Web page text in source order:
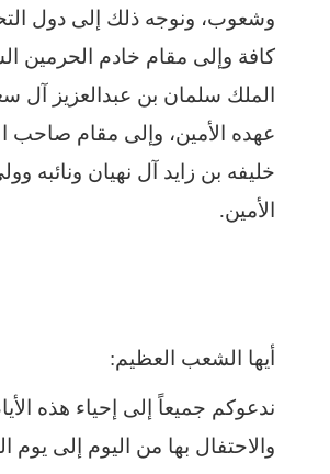
وشعوب، ونوجه ذلك إلى دول
كافة وإلى مقام خادم الحرمين
الملك سلمان بن عبدالعزيز آل
عهده الأمين، وإلى مقام صاحب
خليفه بن زايد آل نهيان ونائبه
الأمين.
أيها الشعب العظيم:
ندعوكم جميعاً إلى إحياء هذه
والاحتفال بها من اليوم إلى يوم